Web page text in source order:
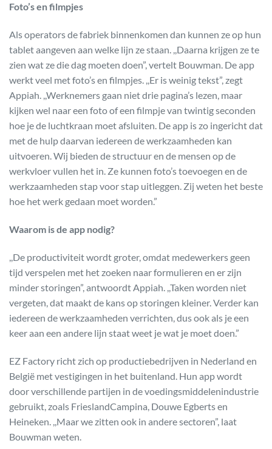
Foto’s en filmpjes
Als operators de fabriek binnenkomen dan kunnen ze op hun
tablet aangeven aan welke lijn ze staan. ,,Daarna krijgen ze te
zien wat ze die dag moeten doen”, vertelt Bouwman. De app
werkt veel met foto’s en filmpjes. ,,Er is weinig tekst”, zegt
Appiah. ,,Werknemers gaan niet drie pagina’s lezen, maar
kijken wel naar een foto of een filmpje van twintig seconden
hoe je de luchtkraan moet afsluiten. De app is zo ingericht dat
met de hulp daarvan iedereen de werkzaamheden kan
uitvoeren. Wij bieden de structuur en de mensen op de
werkvloer vullen het in. Ze kunnen foto’s toevoegen en de
werkzaamheden stap voor stap uitleggen. Zij weten het beste
hoe het werk gedaan moet worden.”
Waarom is de app nodig?
,,De productiviteit wordt groter, omdat medewerkers geen
tijd verspelen met het zoeken naar formulieren en er zijn
minder storingen”, antwoordt Appiah. ,,Taken worden niet
vergeten, dat maakt de kans op storingen kleiner. Verder kan
iedereen de werkzaamheden verrichten, dus ook als je een
keer aan een andere lijn staat weet je wat je moet doen.”
EZ Factory richt zich op productiebedrijven in Nederland en
België met vestigingen in het buitenland. Hun app wordt
door verschillende partijen in de voedingsmiddelenindustrie
gebruikt, zoals FrieslandCampina, Douwe Egberts en
Heineken. ,,Maar we zitten ook in andere sectoren”, laat
Bouwman weten.